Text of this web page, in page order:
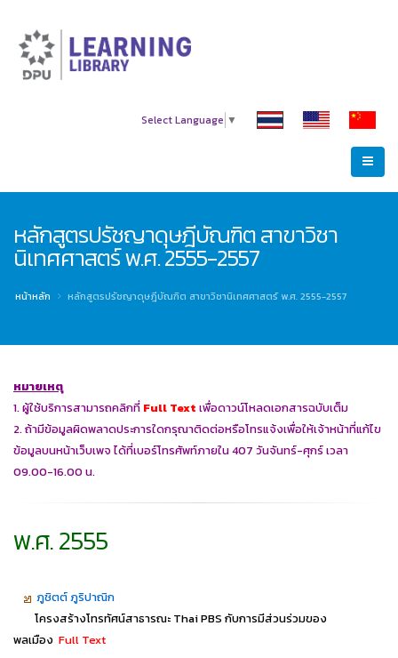
Select Language ▼
หลักสูตรปรัชญาดุษฎีบัณฑิต สาขาวิชา
นิเทศศาสตร์ พ.ศ. 2555-2557
หน้าหลัก หลักสูตรปรัชญาดุษฎีบัณฑิต สาขาวิชานิเทศศาสตร์ พ.ศ. 2555-2557
หมายเหตุ
1. ผู้ใช้บริการสามารถคลิกที่ Full Text เพื่อดาวน์โหลดเอกสารฉบับเต็ม
2. ถ้ามีข้อมูลผิดพลาดประการใดกรุณาติดต่อหรือโทรแจ้งเพื่อให้เจ้าหน้าที่แก้ไข
ข้อมูลบนหน้าเว็บเพจ ได้ที่เบอร์โทรศัพท์ภายใน 407 วันจันทร์-ศุกร์ เวลา
09.00-16.00 น.
พ.ศ. 2555
ภูชิตต์ ภูริปาณิก
โครงสร้างโทรทัศน์สาธารณะ Thai PBS กับการมีส่วนร่วมของ
พลเมือง Full Text